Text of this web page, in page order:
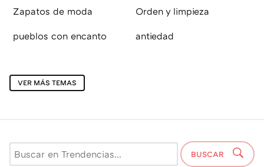
Zapatos de moda Orden y limpieza
pueblos con encanto antiedad
VER MÁS TEMAS
BUSCAR